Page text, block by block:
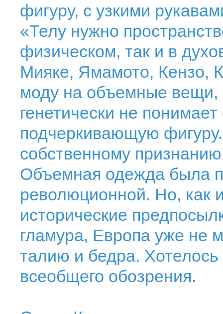
фигуру, с узкими
«Телу нужно
физическом, так и в
Мияке, Ямамото, Кензо,
моду на объемные вещи,
генетически не
подчеркивающую
собственному
Объемная одежда была
революционной. Но, как
исторические
гламура, Европа уже не
талию и бедра. Хотелось
всеобщего обозрения.